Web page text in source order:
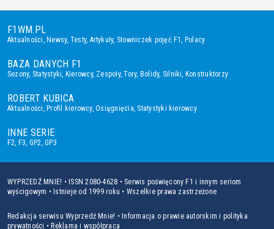
F1WM.PL
Aktualności, Newsy, Testy, Artykuły, Słowniczek pojęć F1, Polacy
BAZA DANYCH F1
Sezony, Statystyki, Kierowcy, Zespoły,Tory, Bolidy, Silniki, Konstruktorzy
ROBERT KUBICA
Aktualności, Profil kierowcy,Osiągnięcia, Statystyki kierowcy
INNE SERIE
F2, F3, GP2,GP3
WYPRZEDŹ MNIE! • ISSN 2080-4628 • Serwis poświęcony F1 i innym seriom
wyścigowym • Istnieje od 1999 roku • Wszelkie prawa zastrzeżone
Redakcja serwisu Wyprzedź Mnie! • Informacja o prawie autorskim i polityka
prywatności • Reklama i współpraca